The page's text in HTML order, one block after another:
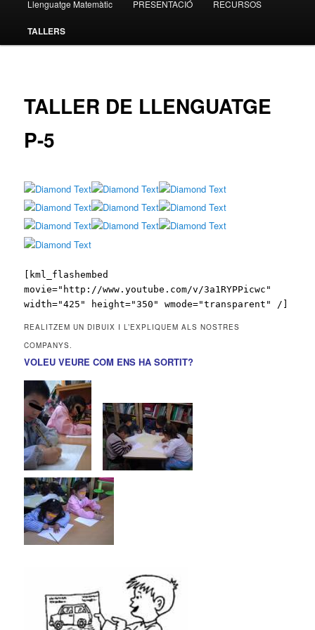
contingut
Llenguatge Matemàtic PRESENTACIÓ RECURSOS
TALLERS
TALLER DE LLENGUATGE
P-5
[kml_flashembed
movie="http://www.youtube.com/v/3a1RYPPicwc"
width="425" height="350" wmode="transparent" /]
REALITZEM UN DIBUIX I L’EXPLIQUEM ALS NOSTRES
COMPANYS.
VOLEU VEURE COM ENS HA SORTIT?